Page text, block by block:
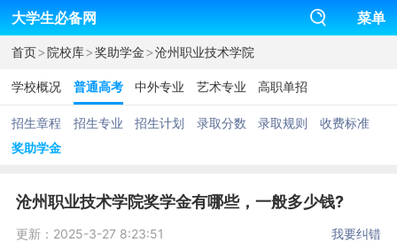
大学生必备网 菜单
首页>院校库>奖助学金>沧州职业技术学院
学校概况 普通高考 中外专业 艺术专业 高职单招
招生章程 招生专业 招生计划 录取分数 录取规则
收费标准
奖助学金
沧州职业技术学院奖学金有哪些，一般多少钱?
更新：2025-3-27 8:23:51 我要纠错